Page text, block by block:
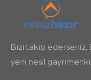
Bizi takip ederseniz,
yeni nesil